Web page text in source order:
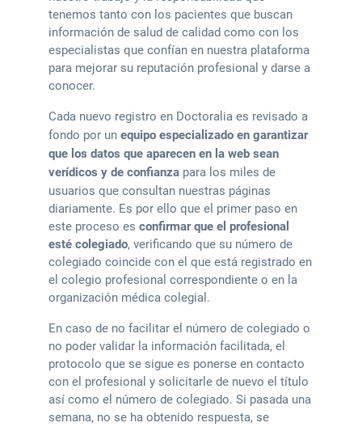
tenemos tanto con los pacientes que buscan
información de salud de calidad como con los
especialistas que confían en nuestra plataforma
para mejorar su reputación profesional y darse a
conocer.
Cada nuevo registro en Doctoralia es revisado a
fondo por un equipo especializado en garantizar
que los datos que aparecen en la web sean
verídicos y de confianza para los miles de
usuarios que consultan nuestras páginas
diariamente. Es por ello que el primer paso en
este proceso es confirmar que el profesional
esté colegiado, verificando que su número de
colegiado coincide con el que está registrado en
el colegio profesional correspondiente o en la
organización médica colegial.
En caso de no facilitar el número de colegiado o
no poder validar la información facilitada, el
protocolo que se sigue es ponerse en contacto
con el profesional y solicitarle de nuevo el título
así como el número de colegiado. Si pasada una
semana, no se ha obtenido respuesta, se